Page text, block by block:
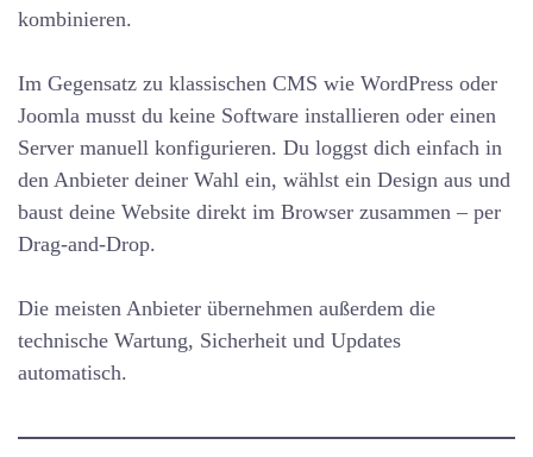
kombinieren.
Im Gegensatz zu klassischen CMS wie WordPress oder
Joomla musst du keine Software installieren oder einen
Server manuell konfigurieren. Du loggst dich einfach in
den Anbieter deiner Wahl ein, wählst ein Design aus und
baust deine Website direkt im Browser zusammen – per
Drag-and-Drop.
Die meisten Anbieter übernehmen außerdem die
technische Wartung, Sicherheit und Updates
automatisch.